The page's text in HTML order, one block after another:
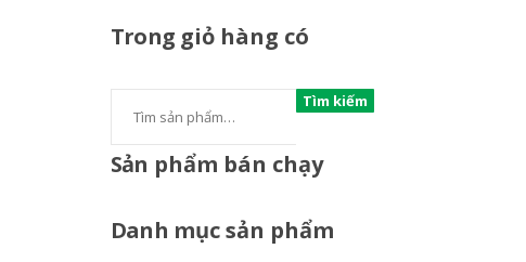
Trong giỏ hàng có
Tìm kiếm
Sản phẩm bán chạy
Danh mục sản phẩm